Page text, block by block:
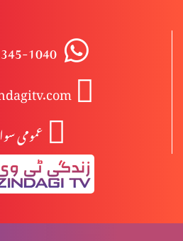
مخالفِ مسیح کے ظہور کی علامات
مخلفِ مسیح کے ظہور کی علامات
نوح کے ایام اور آج کے ایام میں
1040
عمومی